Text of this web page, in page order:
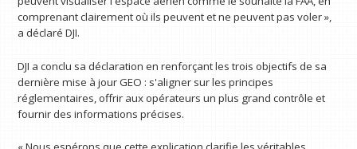
comprenant clairement où ils peuvent et ne peuvent pas voler »,
a déclaré DJI.
DJI a conclu sa déclaration en renforçant les trois objectifs de sa
dernière mise à jour GEO : s'aligner sur les principes
réglementaires, offrir aux opérateurs un plus grand contrôle et
fournir des informations précises.